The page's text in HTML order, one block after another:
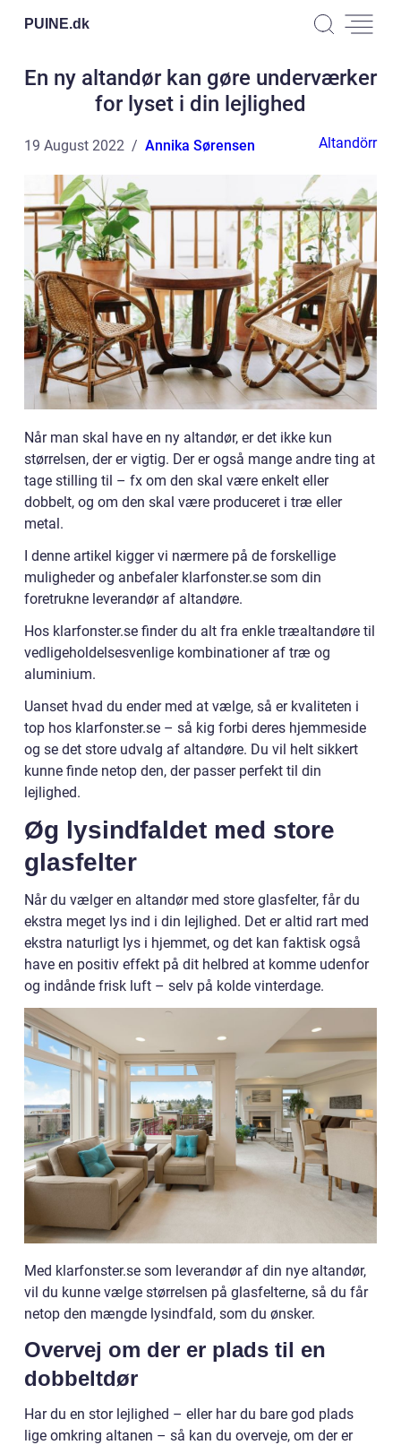
PUINE.dk
En ny altandør kan gøre underværker
for lyset i din lejlighed
19 August 2022 Annika Sørensen Altandörr
Når man skal have en ny altandør, er det ikke kun
størrelsen, der er vigtig. Der er også mange andre ting at
tage stilling til – fx om den skal være enkelt eller
dobbelt, og om den skal være produceret i træ eller
metal.
I denne artikel kigger vi nærmere på de forskellige
muligheder og anbefaler klarfonster.se som din
foretrukne leverandør af altandøre.
Hos klarfonster.se finder du alt fra enkle træaltandøre til
vedligeholdelsesvenlige kombinationer af træ og
aluminium.
Uanset hvad du ender med at vælge, så er kvaliteten i
top hos klarfonster.se – så kig forbi deres hjemmeside
og se det store udvalg af altandøre. Du vil helt sikkert
kunne finde netop den, der passer perfekt til din
lejlighed.
Øg lysindfaldet med store
glasfelter
Når du vælger en altandør med store glasfelter, får du
ekstra meget lys ind i din lejlighed. Det er altid rart med
ekstra naturligt lys i hjemmet, og det kan faktisk også
have en positiv effekt på dit helbred at komme udenfor
og indånde frisk luft – selv på kolde vinterdage.
Med klarfonster.se som leverandør af din nye altandør,
vil du kunne vælge størrelsen på glasfelterne, så du får
netop den mængde lysindfald, som du ønsker.
Overvej om der er plads til en
dobbeltdør
Har du en stor lejlighed – eller har du bare god plads
lige omkring altanen – så kan du overveje, om der er